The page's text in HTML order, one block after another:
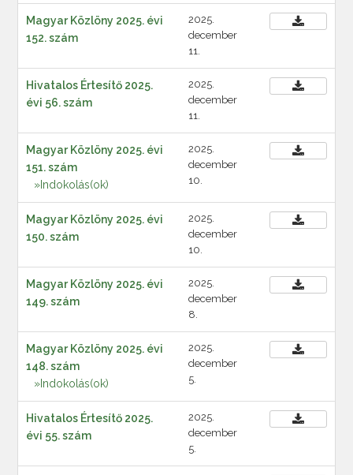
Magyar Közlöny 2025. évi
152. szám
2025.
december
11.
Hivatalos Értesítő 2025.
évi 56. szám
2025.
december
11.
Magyar Közlöny 2025. évi
151. szám
»Indokolás(ok)
2025.
december
10.
Magyar Közlöny 2025. évi
150. szám
2025.
december
10.
Magyar Közlöny 2025. évi
149. szám
2025.
december
8.
Magyar Közlöny 2025. évi
148. szám
»Indokolás(ok)
2025.
december
5.
Hivatalos Értesítő 2025.
évi 55. szám
2025.
december
5.